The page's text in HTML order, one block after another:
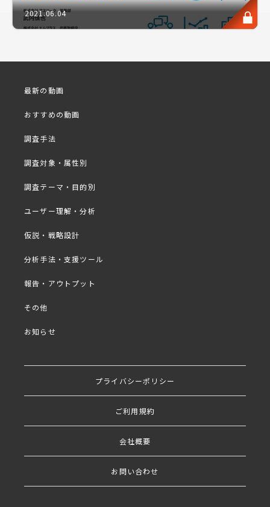
情・思考、抱えるであろう課題を洗い出すことができ
るフレームワークです。
が適切でしょうか。
今回は、定性調査のスペシャリスト、株式会社シー・
ユーの代表取締役早尾恭子氏を迎え、定性調査手法の
ます。
プログラム概要抜粋
定性調査を専門的にシリーズ解説する無料WEBセミ
ナーの第1弾となります。この機会に是非、有意義な
調査設計の理解へお役立てください。
・定性調査の応用を学びたい
2021.06.04
最新の動画
おすすめの動画
調査手法
調査対象・属性別
調査テーマ・目的別
ユーザー理解・分析
仮説・戦略設計
分析手法・支援ツール
報告・アウトプット
その他
お知らせ
プライバシーポリシー
ご利用規約
会社概要
お問い合わせ